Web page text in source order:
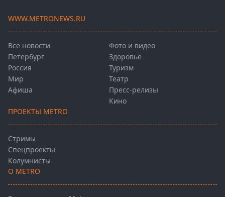
WWW.METRONEWS.RU
Все новости
Петербург
Россия
Мир
Афиша
Фото и видео
Здоровье
Туризм
Театр
Пресс-релизы
Кино
ПРОЕКТЫ METRO
Стримы
Спецпроекты
Колумнисты
О METRO